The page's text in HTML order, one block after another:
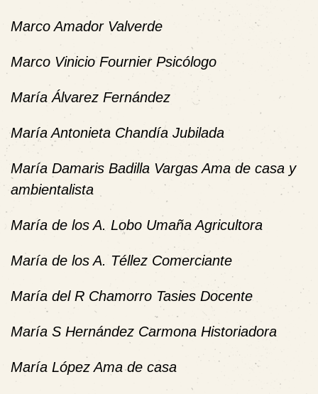
Marco Amador Valverde
Marco Vinicio Fournier Psicólogo
María Álvarez Fernández
María Antonieta Chandía Jubilada
María Damaris Badilla Vargas Ama de casa y
ambientalista
María de los A. Lobo Umaña Agricultora
María de los A. Téllez Comerciante
María del R Chamorro Tasies Docente
María S Hernández Carmona Historiadora
María López Ama de casa